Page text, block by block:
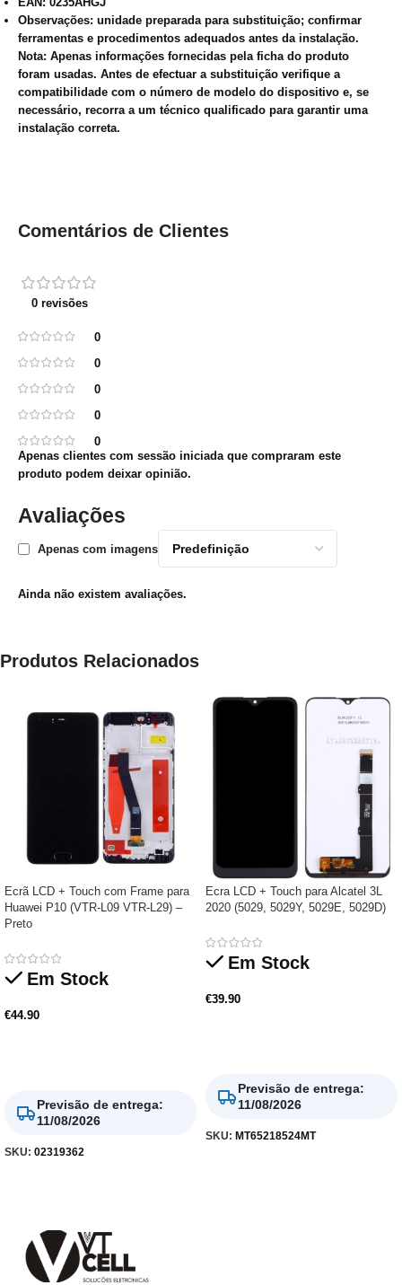
Observações: unidade preparada para substituição; confirmar
ferramentas e procedimentos adequados antes da instalação.
Nota: Apenas informações fornecidas pela ficha do produto
foram usadas. Antes de efectuar a substituição verifique a
compatibilidade com o número de modelo do dispositivo e, se
necessário, recorra a um técnico qualificado para garantir uma
instalação correta.
Comentários de Clientes
0 revisões
0
0
0
0
0
Avaliações
Apenas com imagens
Ainda não existem avaliações.
Apenas clientes com sessão iniciada que compraram este
produto podem deixar opinião.
Produtos Relacionados
Ecrã LCD + Touch com Frame para
Huawei P10 (VTR-L09 VTR-L29) –
Preto
Em Stock
€44.90
Previsão de entrega:
11/08/2026
SKU: 02319362
Ecra LCD + Touch para Alcatel 3L
2020 (5029, 5029Y, 5029E, 5029D)
Em Stock
€39.90
Previsão de entrega:
11/08/2026
SKU: MT65218524MT